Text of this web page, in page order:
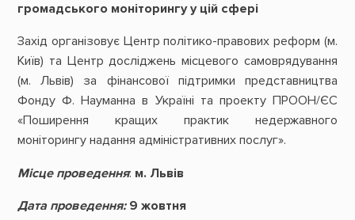
громадського моніторингу у цій сфері
Захід організовує Центр політико-правових реформ (м.
Київ) та Центр досліджень місцевого самоврядування
(м. Львів) за фінансової підтримки представництва
Фонду Ф. Науманна в Україні та проекту ПРООН/ЄС
«Поширення кращих практик недержавного
моніторингу надання адміністративних послуг».
Місце проведення: м. Львів
Дата проведення: 9 жовтня